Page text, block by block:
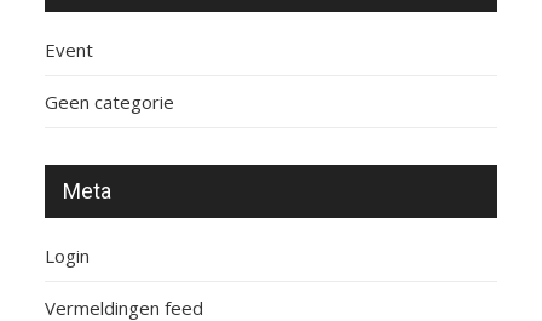
Event
Geen categorie
Meta
Login
Vermeldingen feed